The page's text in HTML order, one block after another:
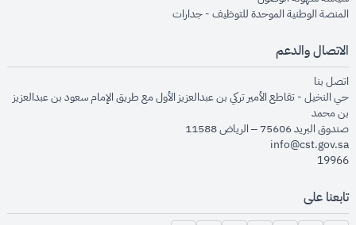
المنصة الوطنية الموحدة للتوظيف - جداراتopens in new window
الاتصال والدعم
اتصل بنا
حي النخيل - تقاطع الأمير تركي بن عبدالعزيز الأول مع طريق الإمام سعود بن عبدالعزيز
بن محمد
صندوق البريد 75606 – الرياض 11588
info@cst.gov.sa
19966
تابعنا على